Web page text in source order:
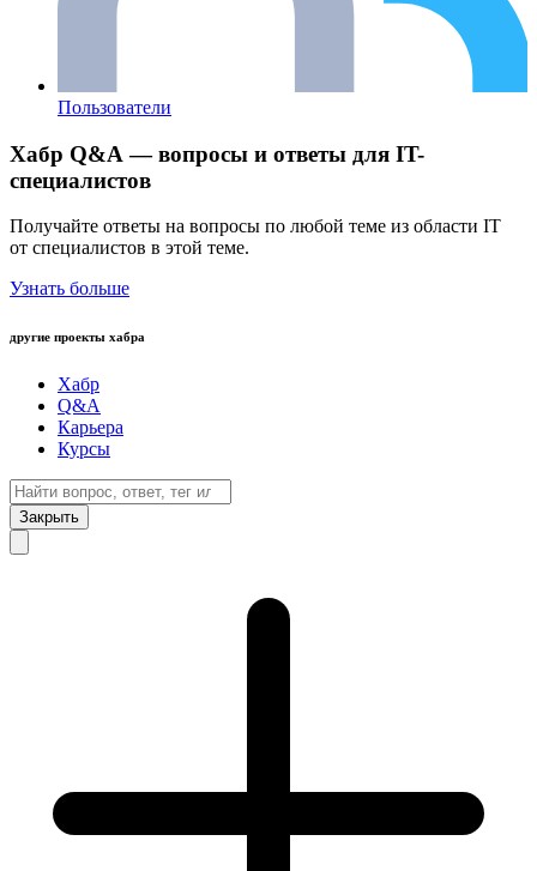
Пользователи
Хабр Q&A — вопросы и ответы для IT-
специалистов
Получайте ответы на вопросы по любой теме из области IT
от специалистов в этой теме.
Узнать больше
другие проекты хабра
Хабр
Q&A
Карьера
Курсы
Закрыть